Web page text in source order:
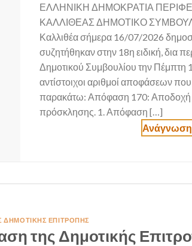
ΕΛΛΗΝΙΚΗ ΔΗΜΟΚΡΑΤΙΑ
ΚΑΛΛΙΘΕΑΣ ΔΗΜΟΤΙΚΟ
Καλλιθέα σήμερα 16/07/2026
συζητήθηκαν στην 18η ειδική, δια
Δημοτικού Συμβουλίου την Πέμπτη
αντίστοιχοι αριθμοί αποφάσεων
παρακάτω: Απόφαση 170: Αποδοχή
πρόσκλησης. 1. Απόφαση […]
ΔΗΜΟΤΙΚΉΣ ΕΠΙΤΡΟΠΉΣ
της Δημοτικής